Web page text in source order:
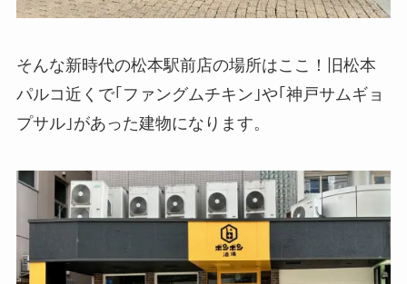
そんな新時代の松本駅前店の場所はここ！旧松本
パルコ近くで｢ファングムチキン｣や｢神戸サムギョ
プサル｣があった建物になります。